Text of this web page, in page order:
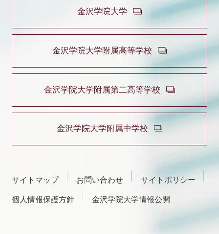
金沢学院大学
金沢学院大学附属高等学校
金沢学院大学附属第二高等学校
金沢学院大学附属中学校
サイトマップ お問い合わせ サイトポリシー
個人情報保護方針 金沢学院大学情報公開